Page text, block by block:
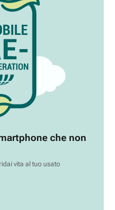
che non
vita al tuo usato